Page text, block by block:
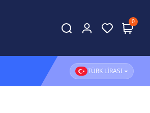
0
üzeri alışverişlerinizdeKARGO
TÜRK LİRASI